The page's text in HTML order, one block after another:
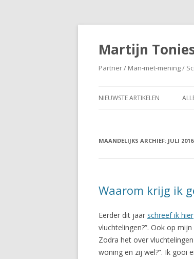
Martijn
Partner / Man-met-mening /
NIEUWSTE ARTIKELEN
MAANDELIJKS ARCHIEF: JULI 2016
Waarom krijg ik
Eerder dit jaar schreef ik hier
vluchtelingen?”. Ook op mijn
Zodra het over
woning en zij wel?”. Ik gooi